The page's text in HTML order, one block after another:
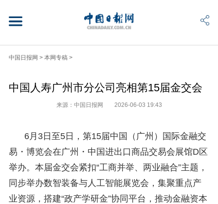
中国日报网 > 本网专稿 >
中国人寿广州市分公司亮相第15届金交会
来源：中国日报网 2026-06-03 19:43
6月3日至5日，第15届中国（广州）国际金融交
易・博览会在广州・中国进出口商品交易会展馆D区
举办。本届金交会紧扣“工商并举、两业融合”主题，
同步举办数智装备与人工智能展览会，集聚重点产
业资源，搭建“政产学研金”协同平台，推动金融资本